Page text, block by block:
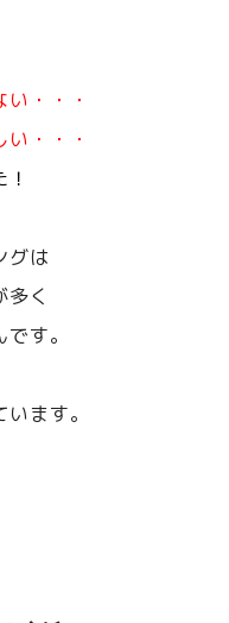
・・・
・・・
グは
く
す。
ます。